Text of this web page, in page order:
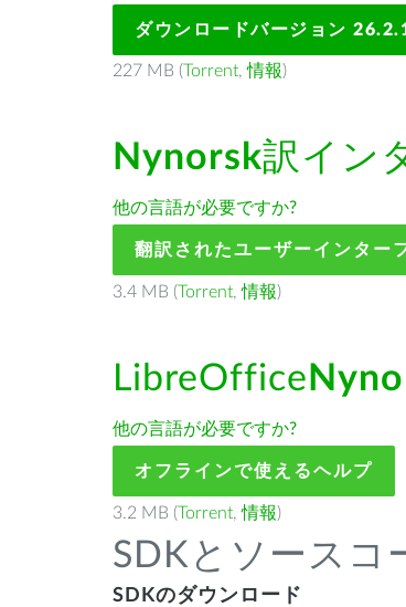
ダウンロードバージョン
227 MB (Torrent,情報)
Nynorsk訳イン
他の言語が必要ですか?
翻訳されたユーザーインター
3.4 MB (Torrent,情報)
LibreOffice
他の言語が必要ですか?
オフラインで使えるヘルプ
3.2 MB (Torrent,情報)
SDKとソースコ
SDKのダウンロード